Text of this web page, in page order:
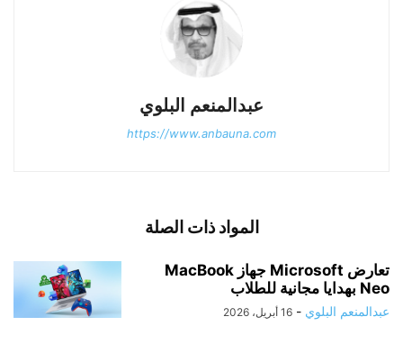
عبدالمنعم البلوي
https://www.anbauna.com
المواد ذات الصلة
تعارض Microsoft جهاز MacBook
Neo بهدايا مجانية للطلاب
عبدالمنعم البلوي - 16 أبريل، 2026